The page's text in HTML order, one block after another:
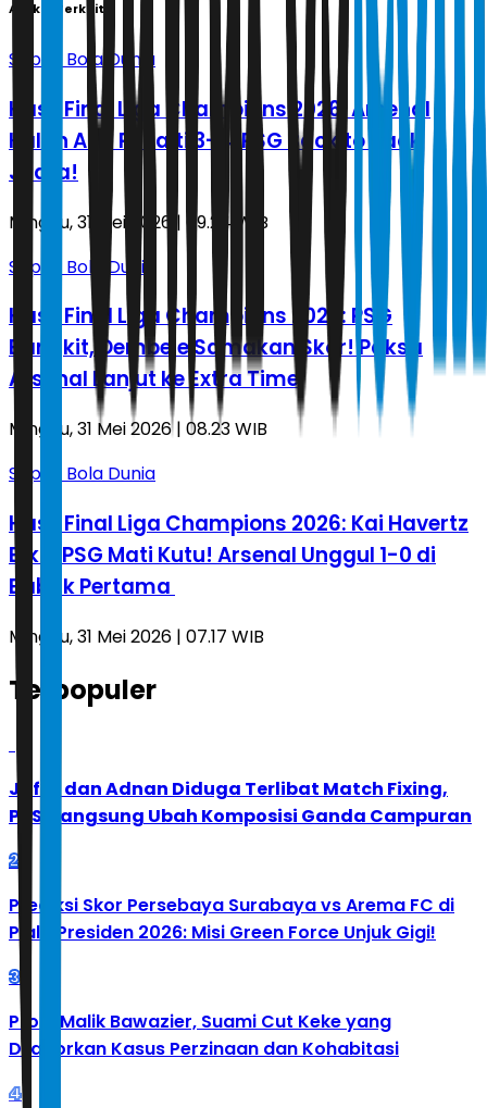
Artikel Terkait
Sepak Bola Dunia
Hasil Final Liga Champions 2026: Arsenal
Kalah Adu Penalti 3-4, PSG Back to Back
Juara!
Minggu, 31 Mei 2026 | 09.24 WIB
Sepak Bola Dunia
Hasil Final Liga Champions 2026: PSG
Bangkit, Dembele Samakan Skor! Paksa
Arsenal Lanjut ke Extra Time
Minggu, 31 Mei 2026 | 08.23 WIB
Sepak Bola Dunia
Hasil Final Liga Champions 2026: Kai Havertz
Bikin PSG Mati Kutu! Arsenal Unggul 1-0 di
Babak Pertama
Minggu, 31 Mei 2026 | 07.17 WIB
Terpopuler
Jafar dan Adnan Diduga Terlibat Match Fixing,
PBSI Langsung Ubah Komposisi Ganda Campuran
2
Prediksi Skor Persebaya Surabaya vs Arema FC di
Piala Presiden 2026: Misi Green Force Unjuk Gigi!
3
Profil Malik Bawazier, Suami Cut Keke yang
Dilaporkan Kasus Perzinaan dan Kohabitasi
4